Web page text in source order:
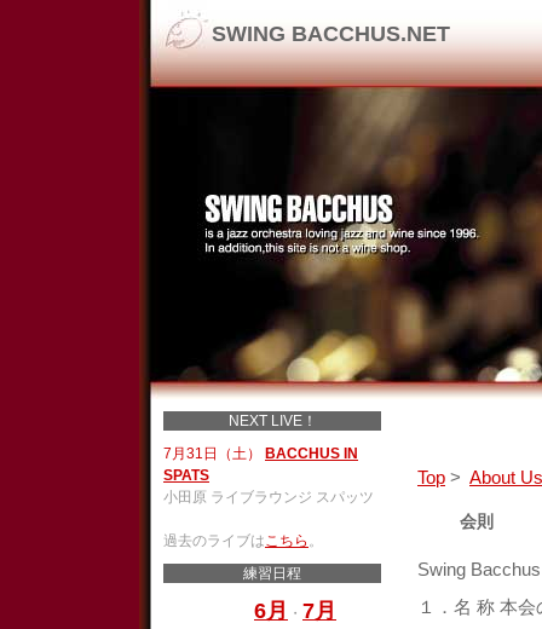
SWING BACCHUS.NET
Top > About Us
会則
Swing
１．名 称 本
NEXT LIVE！
7月31日（土）
BACCHUS IN
SPATS
小田原 ライブラウンジ スパッツ
過去のライブはこちら 。
練習日程
6月 ・ 7月